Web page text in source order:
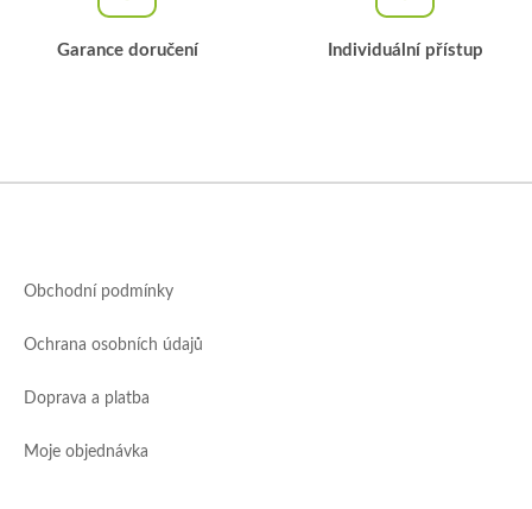
Garance doručení Individuální přístup
Obchodní podmínky
Ochrana osobních údajů
Doprava a platba
Moje objednávka